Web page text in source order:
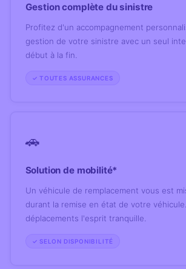
Gestion complète du sinistre
Profitez d'un accompagnement
gestion de votre sinistre avec un seul
début à la fin.
✓ TOUTES ASSURANCES
🚗
Solution de mobilité*
Un véhicule de remplacement vous est
durant la remise en état de votre
déplacements l'esprit tranquille.
✓ SELON DISPONIBILITÉ